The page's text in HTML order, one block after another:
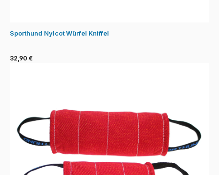
Sporthund Nylcot Würfel Kniffel
32,90 €